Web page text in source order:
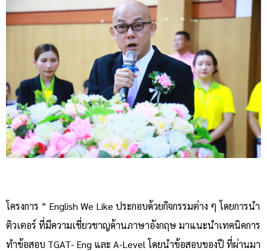
โครงการ ” English We Like ประกอบด้วยกิจกรรมต่าง ๆ โดยการนํา
ติวเตอร์ ที่มีความเชี่ยวชาญด้านภาษาอังกฤษ มาแนะนําเทคนิคการ
ทําข้อสอบ TGAT- Eng และ A-Level โดยนําข้อสอบของปี ที่ผ่านมา